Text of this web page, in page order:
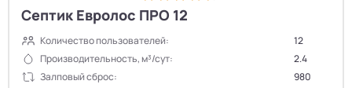
Септик Евролос ПРО 12
Количество пользователей:
12
Производительность, м³/сут:
2.4
Залповый сброс:
980